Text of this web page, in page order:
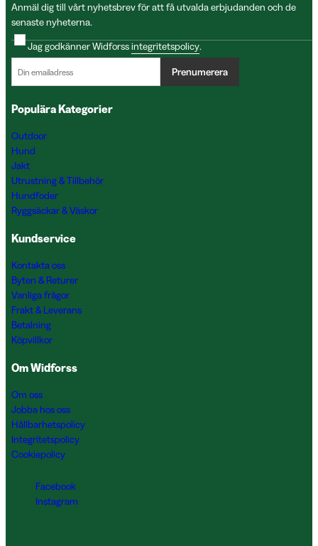
Anmäl dig till vårt nyhetsbrev för att få utvalda erbjudanden och de
senaste nyheterna.
Jag godkänner Widforssintegritetspolicy.
Prenumerera
Populära Kategorier
Outdoor
Hund
Jakt
Utrustning & Tillbehör
Hundfoder
Ryggsäckar & Väskor
Kundservice
Kontakta oss
Byten & Returer
Vanliga frågor
Frakt & Leverans
Betalning
Köpvillkor
Om Widforss
Om oss
Jobba hos oss
Hållbarhetspolicy
Integritetspolicy
Cookiepolicy
Facebook
Instagram